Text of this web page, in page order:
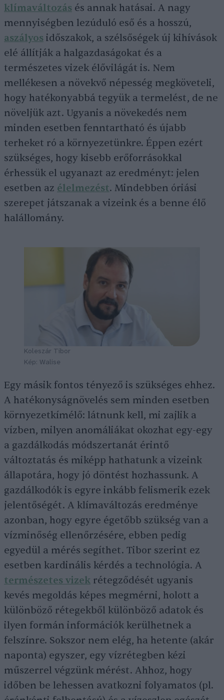
klímaváltozás és annak hatásai. A nagy
mennyiségben lezúduló eső és a hosszú,
aszályos időszakok, a szélsőségek új kihívások
elé állítják a halgazdaságokat és a
természetes vizek élővilágát is. Nem
mellékesen a növekvő népesség megköveteli,
hogy hatékonyabbá tegyük a termelést, de ne
növeljük azt. Ugyanis a növekedés nem
minden esetben fenntartható és újabb
terheket ró a környezetünkre. Éppen ezért
szükséges, hogy kisebb erőforrásokkal
érhessük el ugyanazt az eredményt: jelen
esetben az élelmezést. Mindebben óriási
szerepet játszanak a vizeink és a benne élő
halállomány.
Koleszár Tibor
Kép: Walise
Egy másik fontos tényező is szükséges ehhez.
A hatékonyságnövelés sem minden esetben
környezetkímélő: látnunk kell, mi zajlik a
vízben, milyen anomáliákat okozhat egy-egy
a gazdálkodás módszertanát érintő
változtatás és miképp hathatunk a vizeink
állapotára, hogy jó döntést hozhassunk. A
gazdálkodók is egyre inkább felismerik ezek
jelentőségét. A klímaváltozás eredménye
azonban, hogy egyre égetőbb szükség van a
vízminőség ellenőrzésére, ebben pedig
egyedül a mérés segíthet. Tibor szerint ez
esetben kardinális kérdés a technológia. A
természetes vizek rétegződését ugyanis
kevés megoldás képes megmérni, holott a
különböző rétegekből különböző adatok és
ilyen formán információk kerülhetnek a
felszínre. Sokszor nem elég, ha hetente (akár
naponta) egyszer, egy vízrétegben kézi
műszerrel végzünk mérést. Ahhoz, hogy
időben be lehessen avatkozni folyamatos (pl.